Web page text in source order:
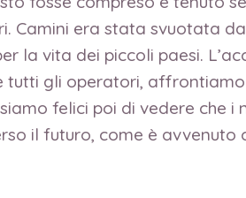
Camini era stata svuotata
vita dei piccoli paesi.
tutti gli operatori,
felici poi di vedere che
il futuro, come è